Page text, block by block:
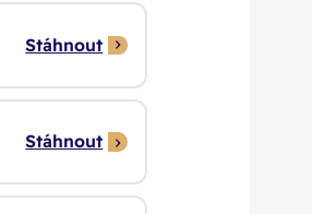
Stáhnout
Stáhnout